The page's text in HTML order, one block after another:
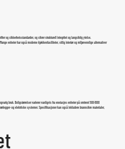
og sikkerhetsstandarder, og sikrer strukturell integritet og langsiktig ytelse.
enheter har også moderne kjøkkenfasiliteter, stilig interiør og miljøvennlige alternativer
bruk. Boligstørrelser varierer vanligvis fra enetasjes enheter på omtrent 500-1000
og elektriske systemer. Spesifikasjoner kan også inkludere brannsikre materialer,